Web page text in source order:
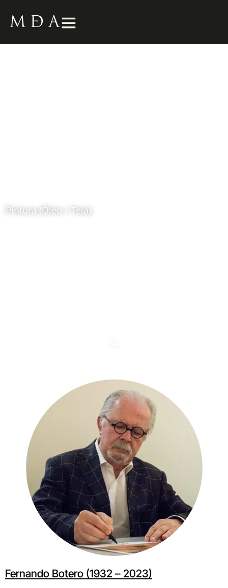
Pintura (Óleo / Tela)
Fernando Botero (1932 – 2023)